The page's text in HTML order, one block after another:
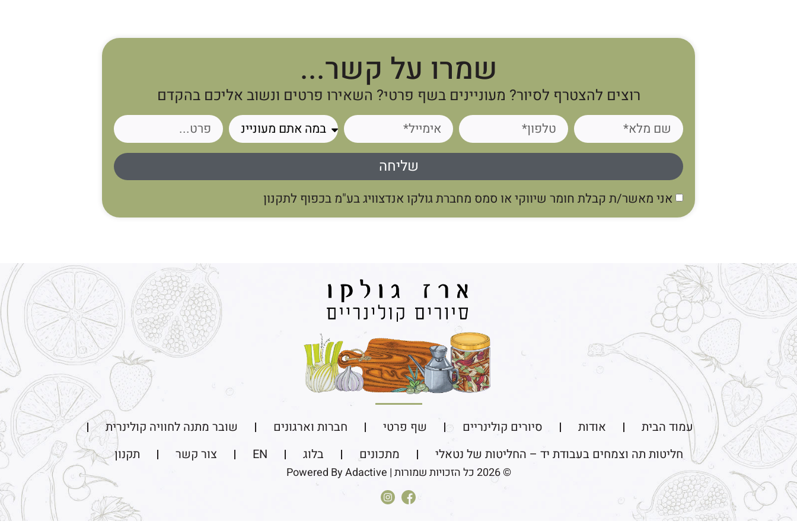
שמרו על קשר...
רוצים להצטרף לסיור? מעוניינים בשף פרטי? השאירו פרטים ונשוב אליכם בהקדם
אני מאשר/ת קבלת חומר שיווקי או סמס מחברת גולקו אנדצוויג בע"מ בכפוף לתקנון
שליחה
עמוד הבית אודות סיורים קולינריים​ שף פרטי חברות וארגונים
שובר מתנה לחוויה קולינרית
חליטות תה וצמחים בעבודת יד – החליטות של נטאלי
מתכונים בלוג EN צור קשר תקנון
© 2026 כל הזכויות שמורות | Powered By Adactive